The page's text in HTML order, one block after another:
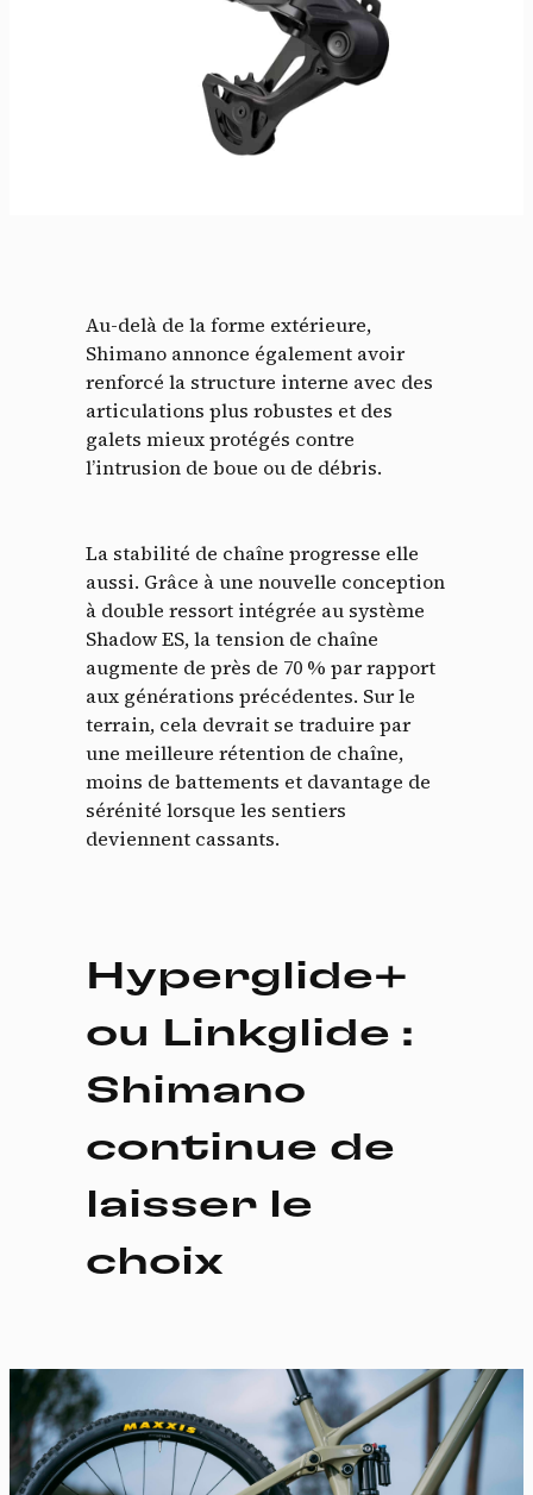
Au-delà de la forme extérieure,
Shimano annonce également avoir
renforcé la structure interne avec des
articulations plus robustes et des
galets mieux protégés contre
l’intrusion de boue ou de débris.
La stabilité de chaîne progresse elle
aussi. Grâce à une nouvelle conception
à double ressort intégrée au système
Shadow ES, la tension de chaîne
augmente de près de 70 % par rapport
aux générations précédentes. Sur le
terrain, cela devrait se traduire par
une meilleure rétention de chaîne,
moins de battements et davantage de
sérénité lorsque les sentiers
deviennent cassants.
Hyperglide+
ou Linkglide :
Shimano
continue de
laisser le
choix